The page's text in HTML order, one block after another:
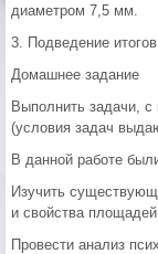
диаметром 7,5 мм.
3. Подведение
Домашнее задание
Выполнить задачи, с
(условия задач
В данной работе
Изучить
и свойства
Провести анализ